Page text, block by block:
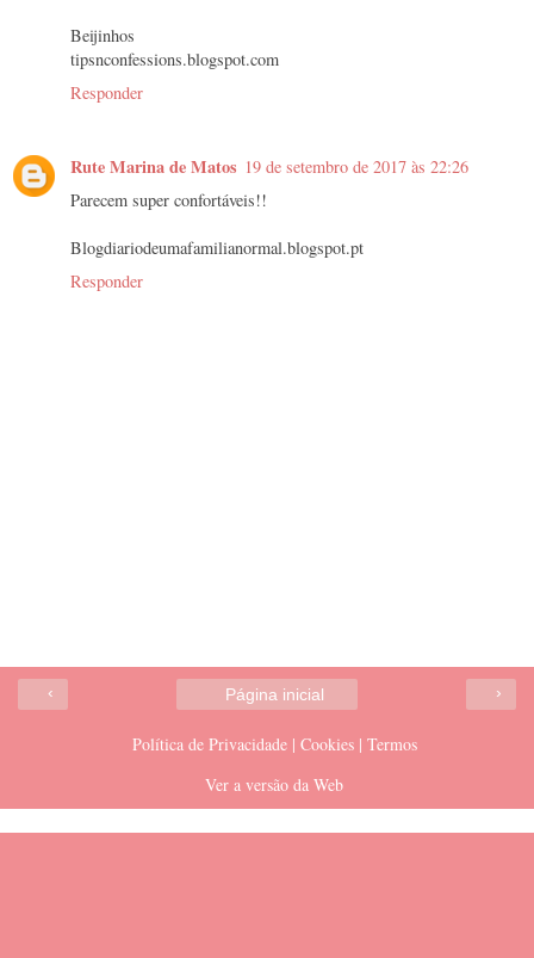
Beijinhos
tipsnconfessions.blogspot.com
Responder
Rute Marina de Matos 19 de setembro de 2017 às 22:26
Parecem super confortáveis!!
Blogdiariodeumafamilianormal.blogspot.pt
Responder
‹ ›
Página inicial
Política de Privacidade | Cookies | Termos
Ver a versão da Web